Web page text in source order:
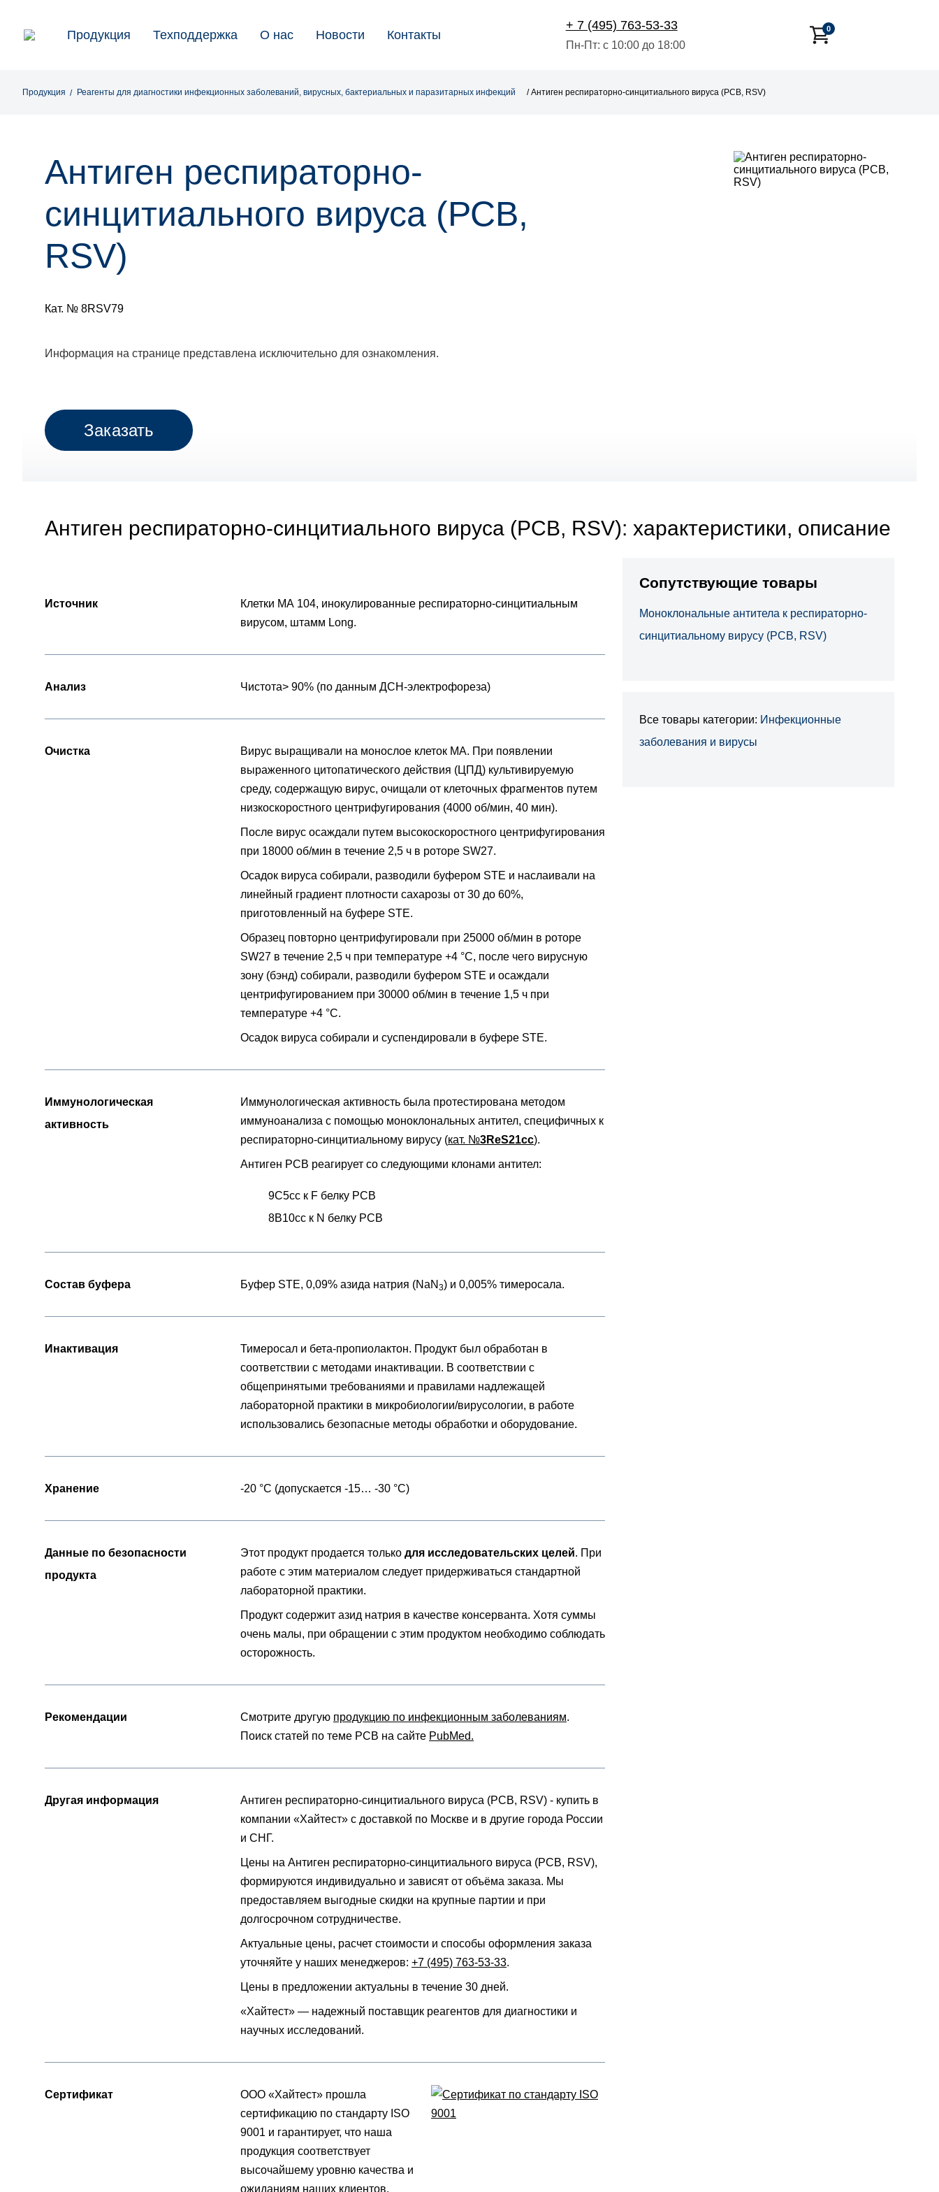
Продукция Техподдержка О нас Новости Контакты
+ 7 (495) 763-53-33
Пн-Пт: с 10:00 до 18:00
0
Продукция Реагенты для диагностики инфекционных заболеваний, вирусных, бактериальных и паразитарных инфекций / Антиген респираторно-синцитиального вируса (РСВ, RSV)
Антиген респираторно-
синцитиального вируса (РСВ,
RSV)
Кат. № 8RSV79
Информация на странице представлена исключительно для ознакомления.
Заказать
Антиген респираторно-синцитиального вируса (РСВ, RSV): характеристики, описание
Источник
Клетки МА 104, инокулированные респираторно-синцитиальным
вирусом, штамм Long.
Анализ Чистота> 90% (по данным ДСН-электрофореза)
Очистка
Вирус выращивали на монослое клеток MA. При появлении
выраженного цитопатического действия (ЦПД) культивируемую
среду, содержащую вирус, очищали от клеточных фрагментов путем
низкоскоростного центрифугирования (4000 об/мин, 40 мин).
После вирус осаждали путем высокоскоростного центрифугирования
при 18000 об/мин в течение 2,5 ч в роторе SW27.
Осадок вируса собирали, разводили буфером STE и наслаивали на
линейный градиент плотности сахарозы от 30 до 60%,
приготовленный на буфере STE.
Образец повторно центрифугировали при 25000 об/мин в роторе
SW27 в течение 2,5 ч при температуре +4 °C, после чего вирусную
зону (бэнд) собирали, разводили буфером STE и осаждали
центрифугированием при 30000 об/мин в течение 1,5 ч при
температуре +4 °C.
Осадок вируса собирали и суспендировали в буфере STE.
Иммунологическая
активность
Иммунологическая активность была протестирована методом
иммуноанализа с помощью моноклональных антител, специфичных к
респираторно-синцитиальному вирусу (кат. №3ReS21cc).
Антиген РСВ реагирует со следующими клонами антител:
9C5сс к F белку РСВ
8B10сс к N белку РСВ
Состав буфера Буфер STE, 0,09% азида натрия (NaN 3) и 0,005% тимеросала.
Инактивация
Тимеросал и бета-пропиолактон. Продукт был обработан в
соответствии с методами инактивации. В соответствии с
общепринятыми требованиями и правилами надлежащей
лабораторной практики в микробиологии/вирусологии, в работе
использовались безопасные методы обработки и оборудование.
Хранение -20 °C (допускается -15… -30 °C)
Данные по безопасности
продукта
Этот продукт продается только для исследовательских целей. При
работе с этим материалом следует придерживаться стандартной
лабораторной практики.
Продукт содержит азид натрия в качестве консерванта. Хотя суммы
очень малы, при обращении с этим продуктом необходимо соблюдать
осторожность.
Рекомендации Смотрите другую продукцию по инфекционным заболеваниям.
Поиск статей по теме РСВ на сайте PubMed.
Другая информация
Антиген респираторно-синцитиального вируса (РСВ, RSV) - купить в
компании «Хайтест» с доставкой по Москве и в другие города России
и СНГ.
Цены на Антиген респираторно-синцитиального вируса (РСВ, RSV),
формируются индивидуально и зависят от объёма заказа. Мы
предоставляем выгодные скидки на крупные партии и при
долгосрочном сотрудничестве.
Актуальные цены, расчет стоимости и способы оформления заказа
уточняйте у наших менеджеров: +7 (495) 763-53-33.
Цены в предложении актуальны в течение 30 дней.
«Хайтест» — надежный поставщик реагентов для диагностики и
научных исследований.
Сертификат
ООО «Хайтест» прошла
сертификацию по стандарту ISO
9001 и гарантирует, что наша
продукция соответствует
высочайшему уровню качества и
ожиданиям наших клиентов.
Сопутствующие товары
Моноклональные антитела к респираторно-
синцитиальному вирусу (РСВ, RSV)
Все товары категории: Инфекционные
заболевания и вирусы